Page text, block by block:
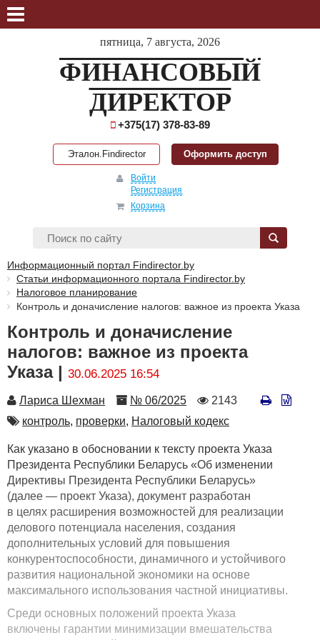
пятница, 7 августа, 2026
ФИНАНСОВЫЙ
ДИРЕКТОР
+375(17) 378-83-89
Эталон.Findirector Оформить доступ
Войти
Регистрация
Корзина
Информационный портал Findirector.by
Статьи информационного портала Findirector.by
Налоговое планирование
Контроль и доначисление налогов: важное из проекта Указа
Контроль и доначисление
налогов: важное из проекта
Указа | 30.06.2025 16:54
Автор
Лариса Шехман Номер
№ 06/2025
Количество
2143
Автор
контроль, проверки, Налоговый кодекс
Как указано в обосновании к тексту проекта Указа
Президента Республики Беларусь «Об изменении
Директивы Президента Республики Беларусь»
(далее — проект Указа), документ разработан
в целях расширения возможностей для реализации
делового потенциала населения, создания
дополнительных условий для повышения
конкурентоспособности, динамичного и устойчивого
развития национальной экономики на основе
максимального использования частной инициативы.
Среди основных положений проекта Указа
включены гарантии минимизации вмешательства